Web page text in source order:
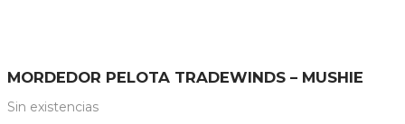
MORDEDOR PELOTA TRADEWINDS – MUSHIE
Sin existencias